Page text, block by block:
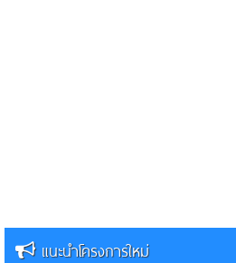
แนะนำโครงการใหม่